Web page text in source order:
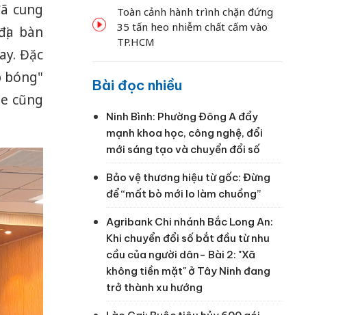
cung
bàn
Đặc
bóng"
cũng
Toàn cảnh hành trình chặn đứng
35 tấn heo nhiễm chất cấm vào
TP.HCM
Bài đọc nhiều
Ninh Bình: Phường Đông A đẩy
mạnh khoa học, công nghệ, đổi
mới sáng tạo và chuyển đổi số
Bảo vệ thương hiệu từ gốc: Đừng
để “mất bò mới lo làm chuồng”
Agribank Chi nhánh Bắc Long An:
Khi chuyển đổi số bắt đầu từ nhu
cầu của người dân- Bài 2: "Xã
không tiền mặt" ở Tây Ninh đang
trở thành xu hướng